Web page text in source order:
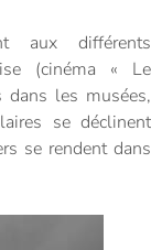
aux différents
(cinéma « Le
dans les musées,
se déclinent
se rendent dans